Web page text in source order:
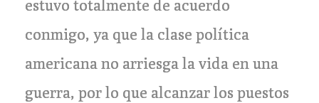
estuvo totalmente de acuerdo
conmigo, ya que la clase política
americana no arriesga la vida en una
guerra, por lo que alcanzar los puestos